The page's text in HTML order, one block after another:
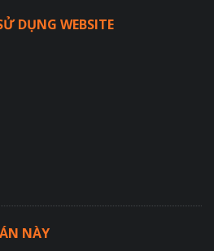
DỤNG WEBSITE
NÀY